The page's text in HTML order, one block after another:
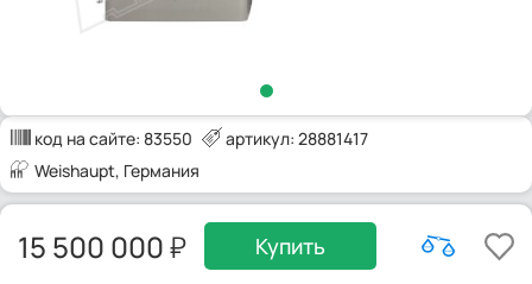
код на сайте: 83550
артикул: 28881417
Weishaupt, Германия
15 500 000 Купить